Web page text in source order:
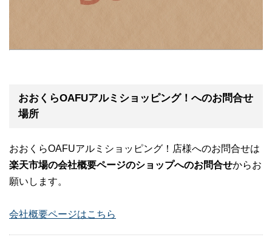
おおくらOAFUアルミショッピング！へのお問合せ
場所
おおくらOAFUアルミショッピング！店様へのお問合せは
楽天市場の会社概要ページのショップへのお問合せからお
願いします。
会社概要ページはこちら